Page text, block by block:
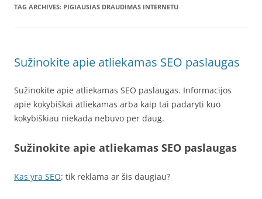
TAG ARCHIVES: PIGIAUSIAS DRAUDIMAS INTERNETU
Sužinokite apie atliekamas SEO paslaugas
Sužinokite apie atliekamas SEO paslaugas. Informacijos
apie kokybiškai atliekamas arba kaip tai padaryti kuo
kokybiškiau niekada nebuvo per daug.
Sužinokite apie atliekamas SEO paslaugas
Kas yra SEO: tik reklama ar šis daugiau?